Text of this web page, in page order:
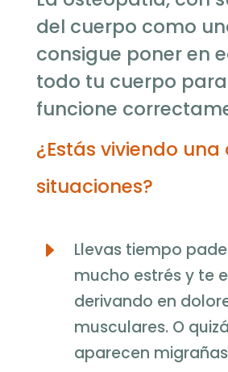
del cuerpo como
consigue poner en
todo tu cuerpo
funcione
¿Estás viviendo una
situaciones?
E
Llevas tiempo
mucho estrés y te
derivando en
musculares. O
aparecen